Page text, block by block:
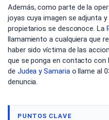
Además, como parte de la
joyas cuya imagen se adjunta
propietarios se desconoce. La
llamamiento a cualquiera que
haber sido víctima de las
que se ponga en contacto con
de Judea y Samariao llame al
denuncia.
PUNTOS CLAVE